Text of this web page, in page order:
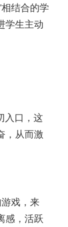
相结合的学
学生主动
入口，这
，从而激
戏，来
感，活跃